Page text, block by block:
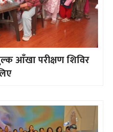
आँखा परीक्षण शिविर